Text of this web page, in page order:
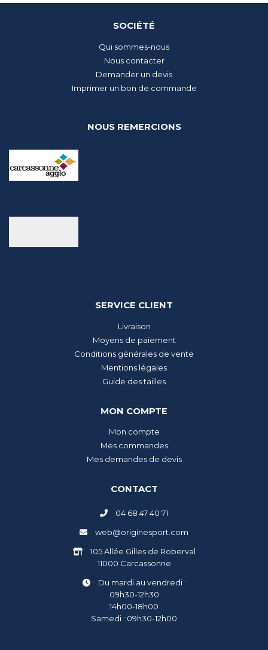
SOCIÉTÉ
Qui sommes-nous
Nous contacter
Demander un devis
Imprimer un bon de commande
NOUS REMERCIONS
SERVICE CLIENT
Livraison
Moyens de paiement
Conditions générales de vente
Mentions légales
Guide des tailles
MON COMPTE
Mon compte
Mes commandes
Mes demandes de devis
CONTACT
04 68 47 40 71
web@originesport.com
105 Allée Gilles de Roberval
11000 Carcassonne
Du mardi au vendredi :
09h30-12h30
14h00-18h00
Samedi : 09h30-12h00